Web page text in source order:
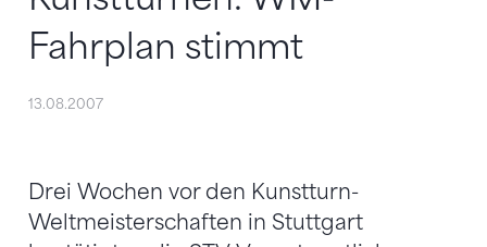
Fahrplan stimmt
13.08.2007
Drei Wochen vor den Kunstturn-
Weltmeisterschaften in Stuttgart